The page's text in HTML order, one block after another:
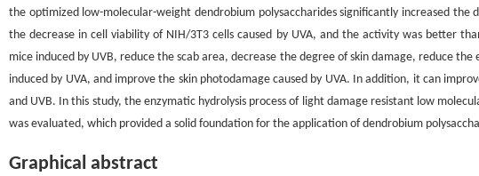
the optimized low-molecular-weight dendrobium polysaccharides significantly increased the
the decrease in cell viability of NIH/3T3 cells caused by UVA, and the activity was better
mice induced by UVB, reduce the scab area, decrease the degree of skin damage, reduce
induced by UVA, and improve the skin photodamage caused by UVA. In addition, it can
and UVB. In this study, the enzymatic hydrolysis process of light damage resistant low
was evaluated, which provided a solid foundation for the application of dendrobium
Graphical abstract